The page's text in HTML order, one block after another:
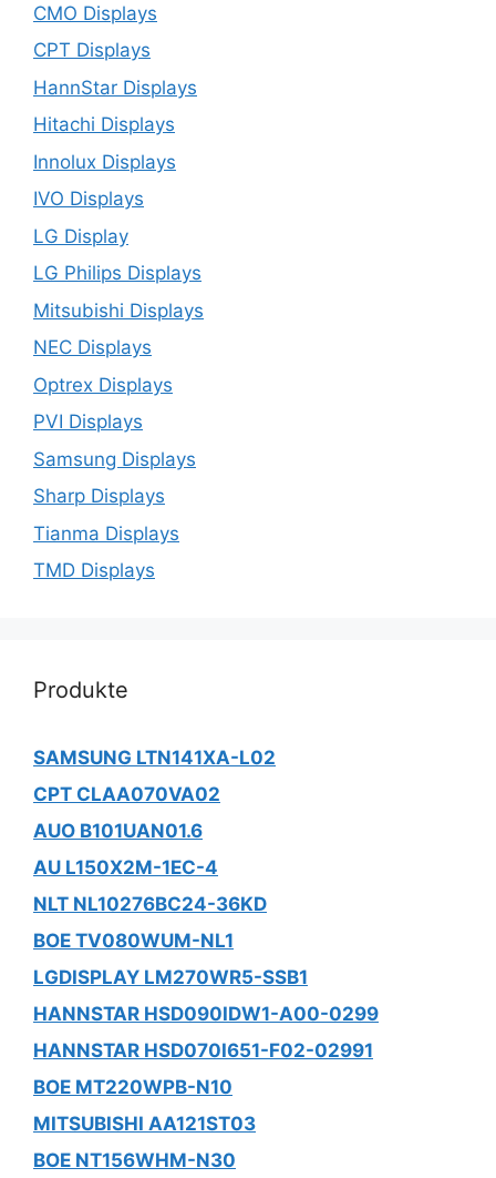
CMO Displays
CPT Displays
HannStar Displays
Hitachi Displays
Innolux Displays
IVO Displays
LG Display
LG Philips Displays
Mitsubishi Displays
NEC Displays
Optrex Displays
PVI Displays
Samsung Displays
Sharp Displays
Tianma Displays
TMD Displays
Produkte
SAMSUNG LTN141XA-L02
CPT CLAA070VA02
AUO B101UAN01.6
AU L150X2M-1EC-4
NLT NL10276BC24-36KD
BOE TV080WUM-NL1
LGDISPLAY LM270WR5-SSB1
HANNSTAR HSD090IDW1-A00-0299
HANNSTAR HSD070I651-F02-02991
BOE MT220WPB-N10
MITSUBISHI AA121ST03
BOE NT156WHM-N30